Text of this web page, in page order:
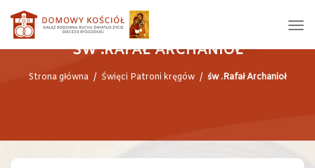
ŚW .RAFAŁ ARCHANIOŁ
Strona główna / Święci Patroni kręgów / św .Rafał Archanioł